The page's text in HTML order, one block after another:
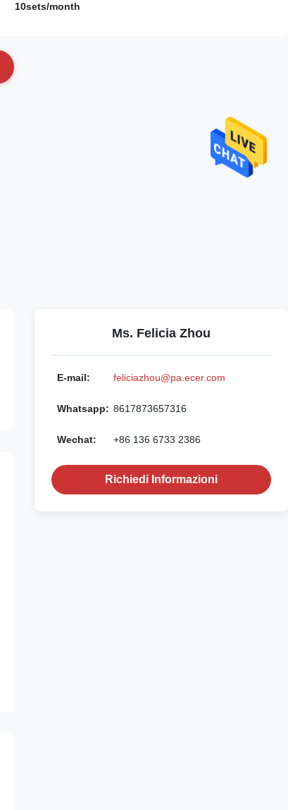
10sets/month
Ms. Felicia Zhou
E-mail: feliciazhou@pa.ecer.com
Whatsapp: 8617873657316
Wechat: +86 136 6733 2386
Richiedi Informazioni